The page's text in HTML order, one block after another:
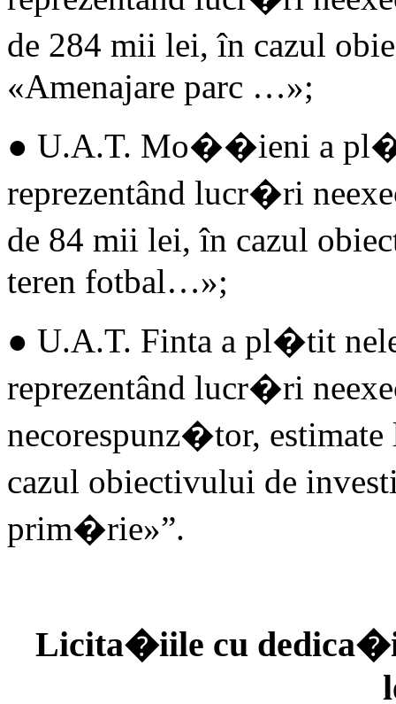
de 284 mii lei, în cazul
«Amenajare parc …»;
● U.A.T. Mo��ieni a
reprezentând lucr�ri
de 84 mii lei, în cazul
teren fotbal…»;
● U.A.T. Finta a pl�tit
reprezentând lucr�ri
necorespunz�tor,
cazul obiectivului de
prim�rie»”.
Licita�iile cu